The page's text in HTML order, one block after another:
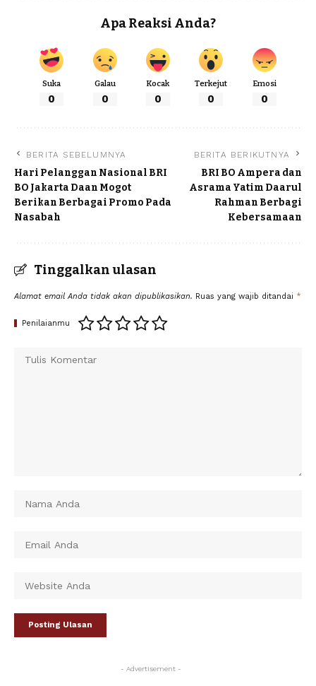
Apa Reaksi Anda?
Suka
0
Galau
0
Kocak
0
Terkejut
0
Emosi
0
BERITA SEBELUMNYA
Hari Pelanggan Nasional BRI
BO Jakarta Daan Mogot
Berikan Berbagai Promo Pada
Nasabah
BERITA BERIKUTNYA
BRI BO Ampera dan
Asrama Yatim Daarul
Rahman Berbagi
Kebersamaan
Tinggalkan ulasan
Alamat email Anda tidak akan dipublikasikan. Ruas yang wajib ditandai *
Penilaianmu
- Advertisement -